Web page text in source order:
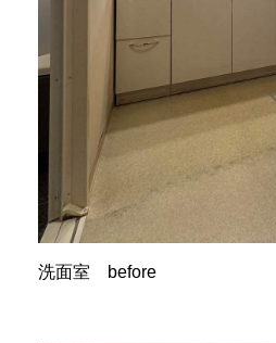
洗面室 before